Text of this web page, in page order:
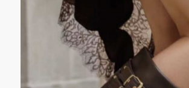
€189,99
€80,00.